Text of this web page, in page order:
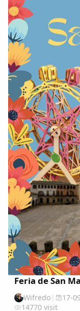
Feria de San
Wifredo | 17-
14770 visit